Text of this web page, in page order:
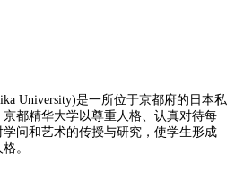
University)是一所位于京都府的日本私
都精华大学以尊重人格、认真对待每
问和艺术的传授与研究，使学生形成
。